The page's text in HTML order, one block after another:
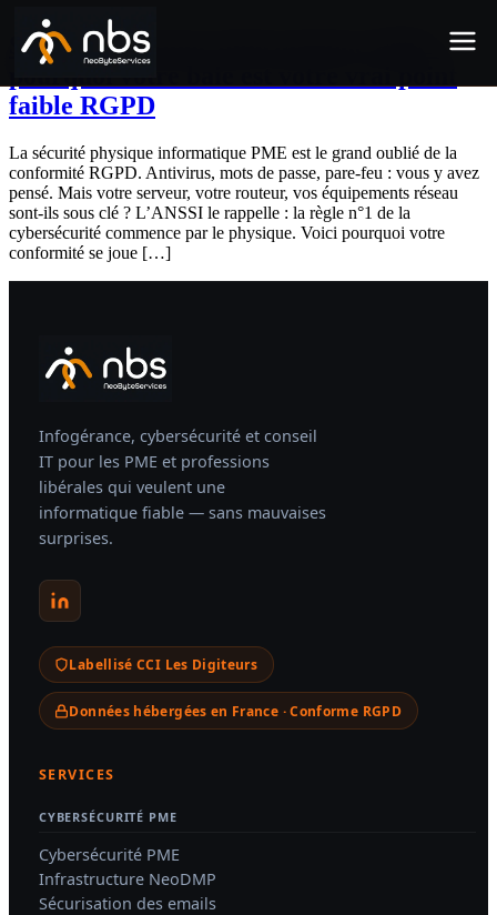
Aller au contenu
Télétravail sécurisé
Coffre de données souverain
Audit cybersécurité gratuit
Sécurité physique informatique PME :
pourquoi votre baie est votre vrai point
faible RGPD
La sécurité physique informatique PME est le grand oublié de la
conformité RGPD. Antivirus, mots de passe, pare-feu : vous y avez
pensé. Mais votre serveur, votre routeur, vos équipements réseau
sont-ils sous clé ? L’ANSSI le rappelle : la règle n°1 de la
cybersécurité commence par le physique. Voici pourquoi votre
conformité se joue […]
Infogérance, cybersécurité et conseil
IT pour les PME et professions
libérales qui veulent une
informatique fiable — sans mauvaises
surprises.
Labellisé CCI Les Digiteurs
Données hébergées en France · Conforme RGPD
SERVICES
CYBERSÉCURITÉ PME
Cybersécurité PME
Infrastructure NeoDMP
Sécurisation des emails
SANS ENGAGEMENT
Votre audit
Prénom *
RÉPONSE RAPIDE
Nous
Prénom *